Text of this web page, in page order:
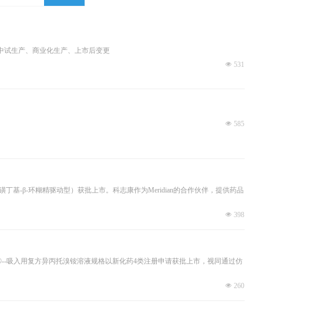
试生产、商业化生产、上市后变更
넶 531
넶 585
丁基-β-环糊精驱动型）获批上市。科志康作为Meridian的合作伙伴，提供药品
넶 398
入用复方异丙托溴铵溶液规格以新化药4类注册申请获批上市，视同通过仿
넶 260